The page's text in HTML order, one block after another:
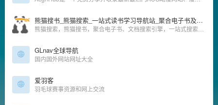
熊猫搜书_熊猫搜索_一站式读书学习导航站_聚合电子书及文档搜索_xmsoushu_xmsearch
GLnav全球导航
国内国外网站网址大全
爱羽客
羽毛球赛事资源和网上交流